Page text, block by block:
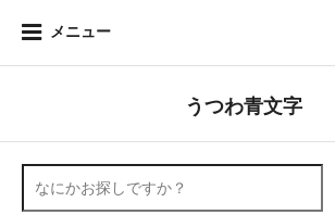
メニュー
うつわ青文字